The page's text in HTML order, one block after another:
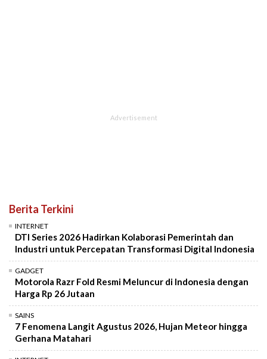
Berita Terkini
INTERNET
DTI Series 2026 Hadirkan Kolaborasi Pemerintah dan
Industri untuk Percepatan Transformasi Digital Indonesia
GADGET
Motorola Razr Fold Resmi Meluncur di Indonesia dengan
Harga Rp 26 Jutaan
SAINS
7 Fenomena Langit Agustus 2026, Hujan Meteor hingga
Gerhana Matahari